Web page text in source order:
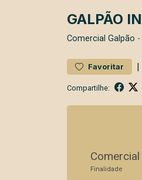
GALPÃO
Comercial Galpão -
Favoritar |
Compartilhe:
Comercial
Finalidade